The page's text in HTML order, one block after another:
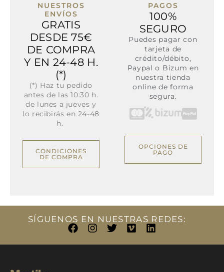
NUESTROS
ENVÍOS
GRATIS
DESDE 75€
DE COMPRA
Y EN 24-48 H.
(*)
(*) Haz tu pedido
antes de las 10:30 h.
de lunes a jueves y
lo recibirás en 24-48
h.
CONDICIONES
DE COMPRA
PAGOS
100%
SEGURO
Puedes pagar con
tarjeta de
crédito/débito,
Paypal o Bizum en
nuestra tienda
online de forma
segura.
OPCIONES DE
PAGO
SÍGUENOS EN NUESTRAS REDES:
F
c
I
s
T
i
V
m
L
n